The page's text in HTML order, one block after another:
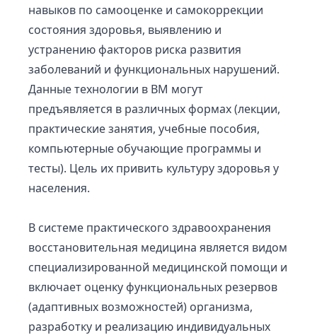
навыков по самооценке и самокоррекции
состояния здоровья, выявлению и
устранению факторов риска развития
заболеваний и функциональных нарушений.
Данные технологии в ВМ могут
предъявляется в различных формах (лекции,
практические занятия, учебные пособия,
компьютерные обучающие программы и
тесты). Цель их привить культуру здоровья у
населения.
В системе практического здравоохранения
восстановительная медицина является видом
специализированной медицинской помощи и
включает оценку функциональных резервов
(адаптивных возможностей) организма,
разработку и реализацию индивидуальных